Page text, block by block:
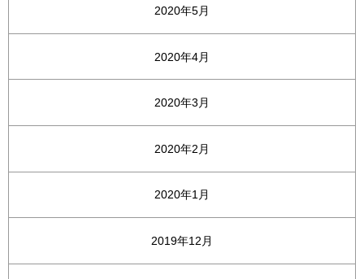
2020年5月
2020年4月
2020年3月
2020年2月
2020年1月
2019年12月